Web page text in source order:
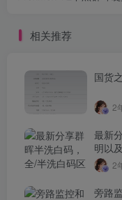
坛...相关推荐
国货
2
最新
明以
2
旁路